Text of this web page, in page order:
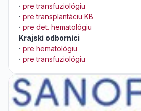
· pre transfuziológiu
· pre transplantáciu KB
· pre det. hematológiu
Krajskí odborníci
· pre hematológiu
· pre transfuziológiu